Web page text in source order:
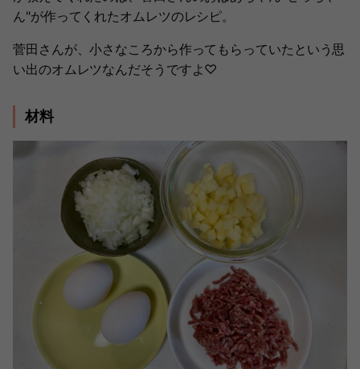
ん"が作ってくれたオムレツのレシピ。
菅田さんが、小さなころから作ってもらっていたという思
い出のオムレツなんだそうですよ♡
材料